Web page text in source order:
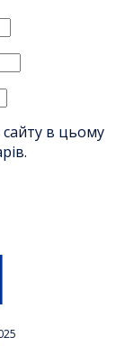
сайту в цьому